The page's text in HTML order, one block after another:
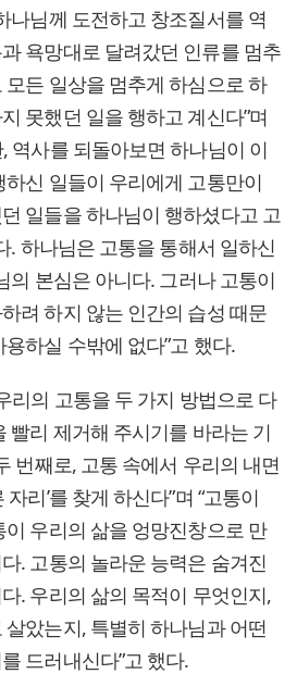
나님께 도전하고 창조질서를 역
욕망대로 달려갔던 인류를 멈추
든 일상을 멈추게 하심으로 하
못했던 일을 행하고 계신다”며
역사를 되돌아보면 하나님이 이
신 일들이 우리에게 고통만이
일들을 하나님이 행하셨다고 고
. 하나님은 고통을 통해서 일하신
의 본심은 아니다. 그러나 고통이
려 하지 않는 인간의 습성 때문
하실 수밖에 없다”고 했다.
리의 고통을 두 가지 방법으로 다
빨리 제거해 주시기를 바라는 기
번째로, 고통 속에서 우리의 내면
리’를 찾게 하신다”며 “고통이
우리의 삶을 엉망진창으로 만
. 고통의 놀라운 능력은 숨겨진
. 우리의 삶의 목적이 무엇인지,
았는지, 특별히 하나님과 어떤
드러내신다”고 했다.